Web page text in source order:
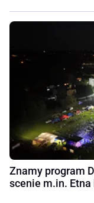
Znamy program
scenie m.in.